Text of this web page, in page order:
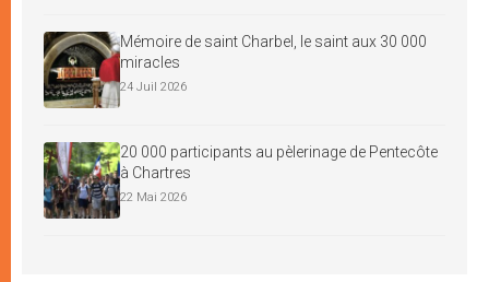
Mémoire de saint Charbel, le saint aux 30 000
miracles
24 Juil 2026
20 000 participants au pèlerinage de Pentecôte
à Chartres
22 Mai 2026